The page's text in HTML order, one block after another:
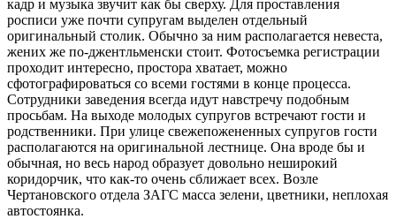
кадр и музыка звучит как бы сверху. Для проставления
росписи уже почти супругам выделен отдельный
оригинальный столик. Обычно за ним располагается невеста,
жених же по-джентльменски стоит. Фотосъемка регистрации
проходит интересно, простора хватает, можно
сфотографироваться со всеми гостями в конце процесса.
Сотрудники заведения всегда идут навстречу подобным
просьбам. На выходе молодых супругов встречают гости и
родственники. При улице свежепожененных супругов гости
располагаются на оригинальной лестнице. Она вроде бы и
обычная, но весь народ образует довольно неширокий
коридорчик, что как-то очень сближает всех. Возле
Чертановского отдела ЗАГС масса зелени, цветники, неплохая
автостоянка.